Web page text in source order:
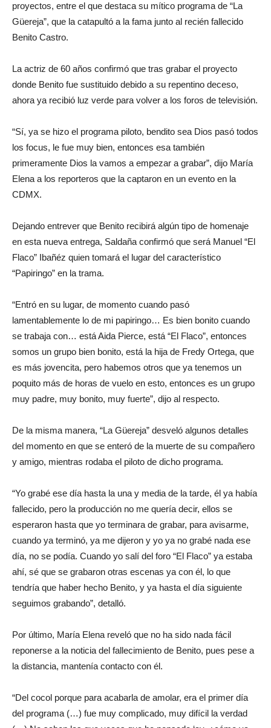
proyectos, entre el que destaca su mítico programa de “La
Güereja”, que la catapultó a la fama junto al recién fallecido
Benito Castro.
La actriz de 60 años confirmó que tras grabar el proyecto
donde Benito fue sustituido debido a su repentino deceso,
ahora ya recibió luz verde para volver a los foros de televisión.
“Sí, ya se hizo el programa piloto, bendito sea Dios pasó todos
los focus, le fue muy bien, entonces esa también
primeramente Dios la vamos a empezar a grabar”, dijo María
Elena a los reporteros que la captaron en un evento en la
CDMX.
Dejando entrever que Benito recibirá algún tipo de homenaje
en esta nueva entrega, Saldaña confirmó que será Manuel “El
Flaco” Ibañéz quien tomará el lugar del característico
“Papiringo” en la trama.
“Entró en su lugar, de momento cuando pasó
lamentablemente lo de mi papiringo… Es bien bonito cuando
se trabaja con… está Aida Pierce, está “El Flaco”, entonces
somos un grupo bien bonito, está la hija de Fredy Ortega, que
es más jovencita, pero habemos otros que ya tenemos un
poquito más de horas de vuelo en esto, entonces es un grupo
muy padre, muy bonito, muy fuerte”, dijo al respecto.
De la misma manera, “La Güereja” desveló algunos detalles
del momento en que se enteró de la muerte de su compañero
y amigo, mientras rodaba el piloto de dicho programa.
“Yo grabé ese día hasta la una y media de la tarde, él ya había
fallecido, pero la producción no me quería decir, ellos se
esperaron hasta que yo terminara de grabar, para avisarme,
cuando ya terminó, ya me dijeron y yo ya no grabé nada ese
día, no se podía. Cuando yo salí del foro “El Flaco” ya estaba
ahí, sé que se grabaron otras escenas ya con él, lo que
tendría que haber hecho Benito, y ya hasta el día siguiente
seguimos grabando”, detalló.
Por último, María Elena reveló que no ha sido nada fácil
reponerse a la noticia del fallecimiento de Benito, pues pese a
la distancia, mantenía contacto con él.
“Del cocol porque para acabarla de amolar, era el primer día
del programa (…) fue muy complicado, muy difícil la verdad